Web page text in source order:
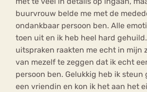
buurvrouw belde me met de
ondankbaar persoon ben. Alle
toen uit en ik heb heel hard
uitspraken raakten me echt in mijn
van mezelf te zeggen dat ik echt
persoon ben. Gelukkig heb ik steun
een vriendin en kon ik het aan het